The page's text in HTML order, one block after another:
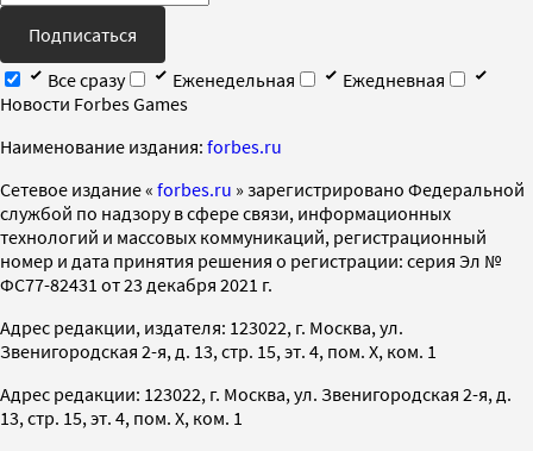
Подписаться
Все сразу
Еженедельная
Ежедневная
Новости Forbes Games
Наименование издания: forbes.ru
Cетевое издание « forbes.ru » зарегистрировано Федеральной
службой по надзору в сфере связи, информационных
технологий и массовых коммуникаций, регистрационный
номер и дата принятия решения о регистрации: серия Эл №
ФС77-82431 от 23 декабря 2021 г.
Адрес редакции, издателя: 123022, г. Москва, ул.
Звенигородская 2-я, д. 13, стр. 15, эт. 4, пом. X, ком. 1
Адрес редакции: 123022, г. Москва, ул. Звенигородская 2-я, д.
13, стр. 15, эт. 4, пом. X, ком. 1